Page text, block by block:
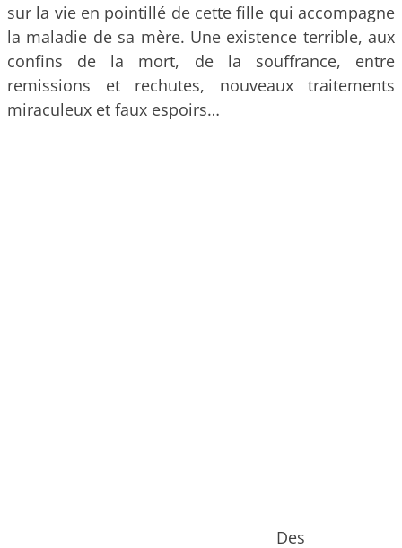
sur la vie en pointillé de cette fille qui accompagne
la maladie de sa mère. Une existence terrible, aux
confins de la mort, de la souffrance, entre
remissions et rechutes, nouveaux traitements
miraculeux et faux espoirs…
Des